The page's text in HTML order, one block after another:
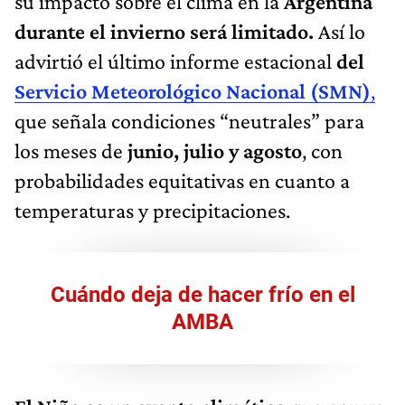
durante el invierno será limitado. Así lo
advirtió el último informe estacional del
Servicio Meteorológico Nacional (SMN),
que señala condiciones “neutrales” para
los meses de junio, julio y agosto, con
probabilidades equitativas en cuanto a
temperaturas y precipitaciones.
Cuándo deja de hacer frío en el
AMBA